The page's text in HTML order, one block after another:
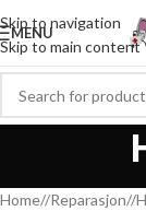
Skip to navigation
Skip to main content
MENU
Home/ Reparasjon/